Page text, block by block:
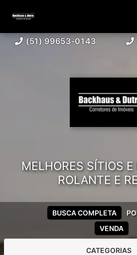
(51) 99653-0143
MELHORES SÍTIOS
ROLANTE E
VENDA
BUSCA COMPLETA
CATEGORIAS